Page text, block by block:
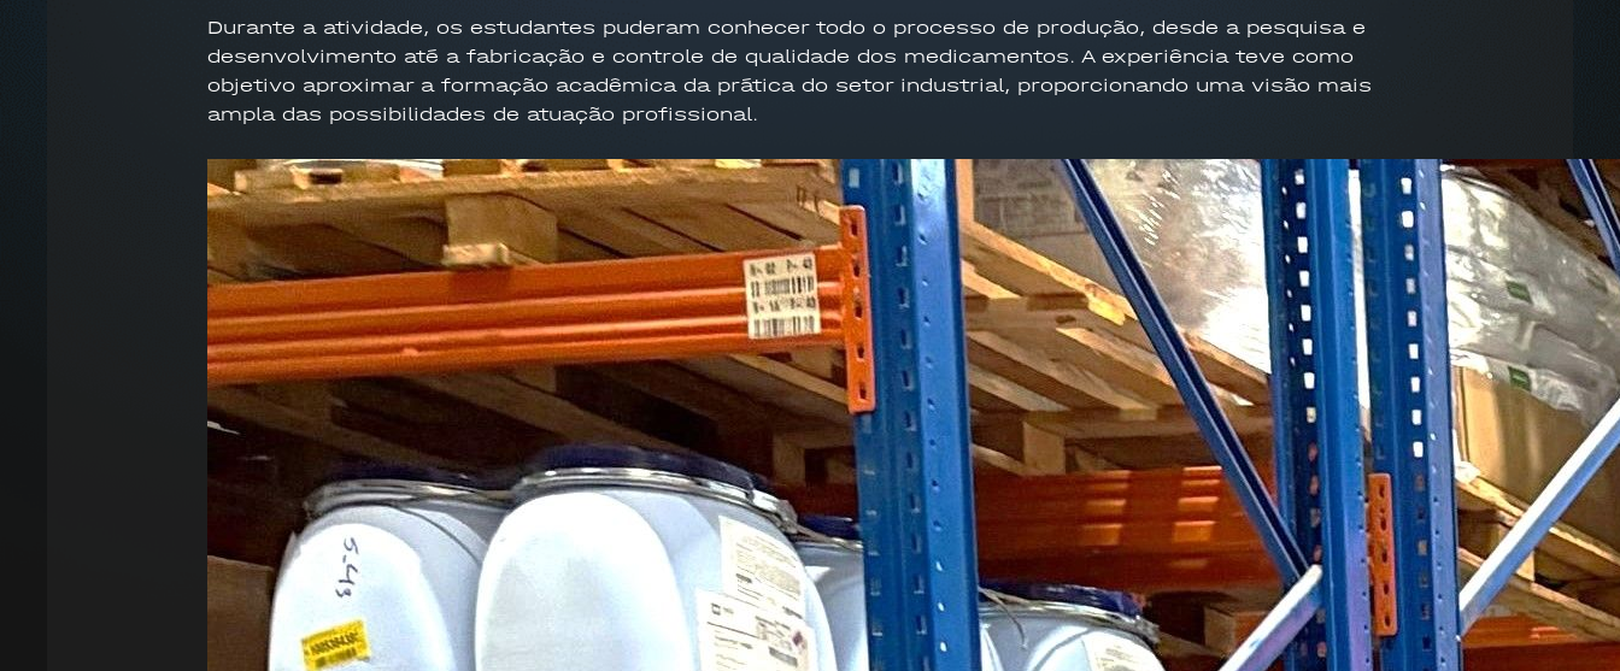
Durante a atividade, os estudantes puderam conhecer todo o processo de produção, desde a pesquisa e
desenvolvimento até a fabricação e controle de qualidade dos medicamentos. A experiência teve como
objetivo aproximar a formação acadêmica da prática do setor industrial, proporcionando uma visão mais
ampla das possibilidades de atuação profissional.